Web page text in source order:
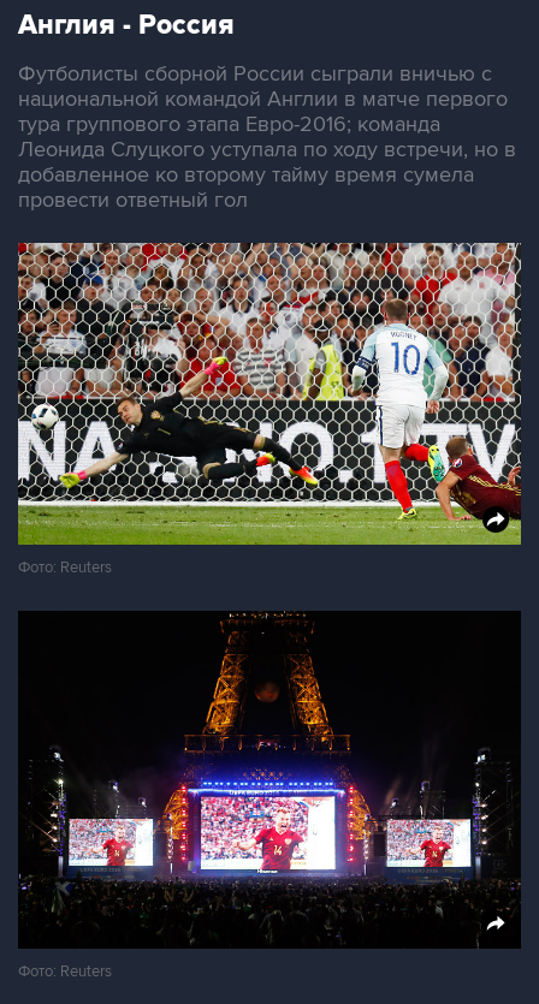
Англия - Россия
Футболисты сборной России сыграли вничью с
национальной командой Англии в матче первого
тура группового этапа Евро-2016; команда
Леонида Слуцкого уступала по ходу встречи, но в
добавленное ко второму тайму время сумела
провести ответный гол
Фото: Reuters
Фото: Reuters